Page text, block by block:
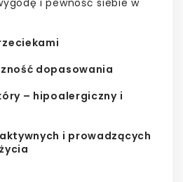
i pewność siebie w
dopasowania
– hipoalergiczny i
i prowadzących